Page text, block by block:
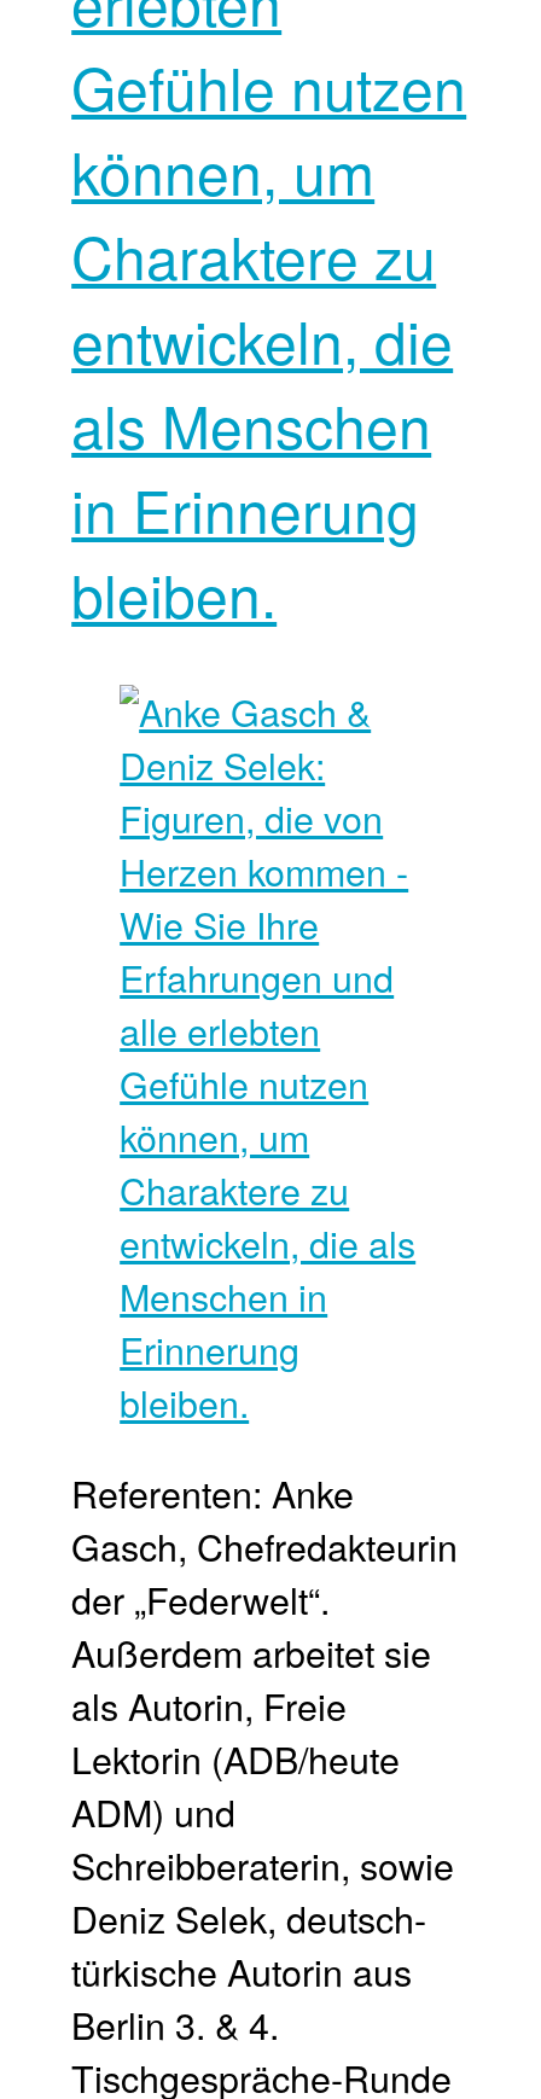
Gefühle nutzen
können, um
Charaktere zu
entwickeln, die
als Menschen
in Erinnerung
bleiben.
Referenten: Anke
Gasch, Chefredakteurin
der „Federwelt“.
Außerdem arbeitet sie
als Autorin, Freie
Lektorin (ADB/heute
ADM) und
Schreibberaterin, sowie
Deniz Selek, deutsch-
türkische Autorin aus
Berlin 3. & 4.
Tischgespräche-Runde